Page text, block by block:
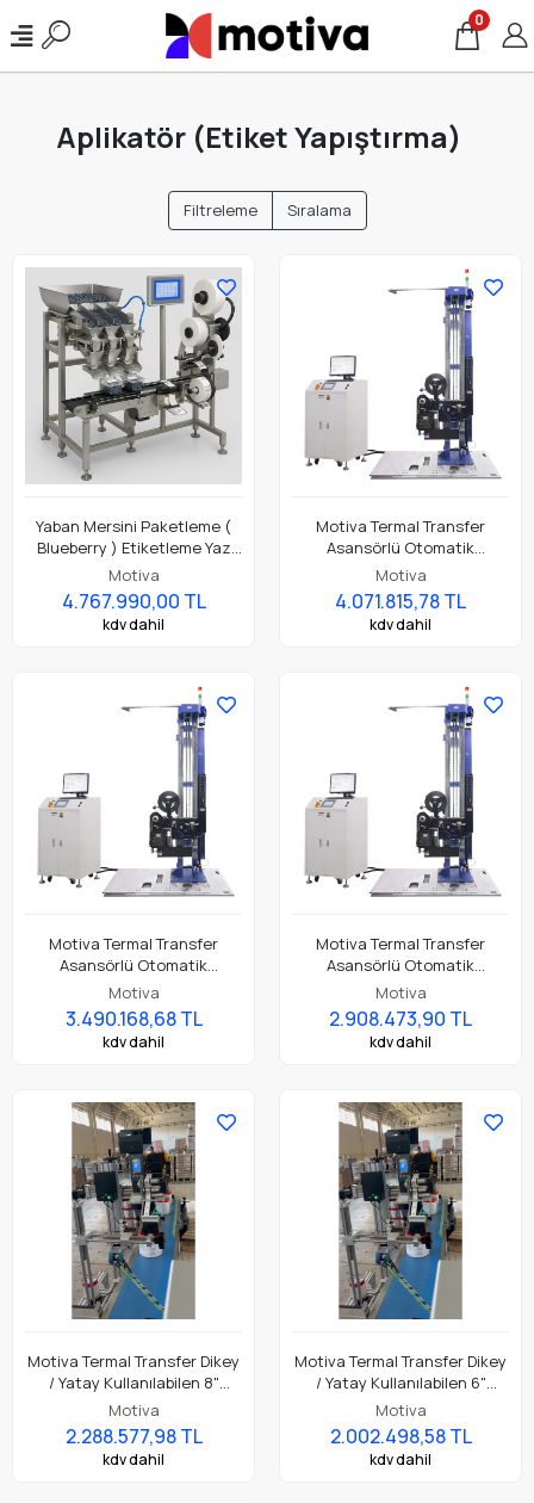
0
Aplikatör (Etiket Yapıştırma)
Filtreleme Sıralama
Yaban Mersini Paketleme (
Blueberry ) Etiketleme Yaz
Yapıştır Makinesi
Motiva
4.767.990,00 TL
kdv dahil
Motiva Termal Transfer
Asansörlü Otomatik
Yüksekliğe Göre 8" 210mm
Etiket Yaz Yapıştır ( Print &
Apply ) Yazıcı ile Beraber Tam
Set
Motiva
4.071.815,78 TL
kdv dahil
Motiva Termal Transfer
Asansörlü Otomatik
Yüksekliğe Göre 6" 165mm
Etiket Yaz Yapıştır ( Print &
Apply ) Yazıcı ile Beraber Tam
Set
Motiva
3.490.168,68 TL
kdv dahil
Motiva Termal Transfer
Asansörlü Otomatik
Yüksekliğe Göre 4" 113mm
Etiket Yaz Yapıştır ( Print &
Apply ) Yazıcı ile Beraber Tam
Set
Motiva
2.908.473,90 TL
kdv dahil
Motiva Termal Transfer Dikey
/ Yatay Kullanılabilen 8"
210mm Etiket Yaz Yapıştır (
Print & Apply ) 50x200cm
Konveyör Aplikatör Yazıcı ile
Beraber Tam Set
Motiva
2.288.577,98 TL
kdv dahil
Motiva Termal Transfer Dikey
/ Yatay Kullanılabilen 6"
165mm Etiket Yaz Yapıştır (
Print & Apply ) 50x200cm
Konveyör Aplikatör Yazıcı ile
Beraber Tam Set
Motiva
2.002.498,58 TL
kdv dahil